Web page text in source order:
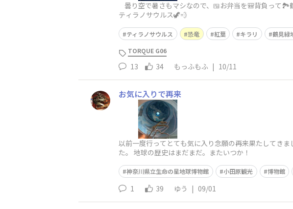
曇り空で暑さもマシなので、🍱お弁当を🎒背負って
ティラノサウルス🦖💨
ティラノサウルス 恐竜 紅葉 キラリ 鶴見緑
TORQUE G06
13 34 もっふもふ | 10/11
お気に入りで再来
以前一度行ってとても気に入り念願の再来果たしてき
た。 地球の歴史はまだまだ。またいつか！
神奈川県立生命の星地球博物館 小田原観光 博物館
1 39 ゆう | 09/01